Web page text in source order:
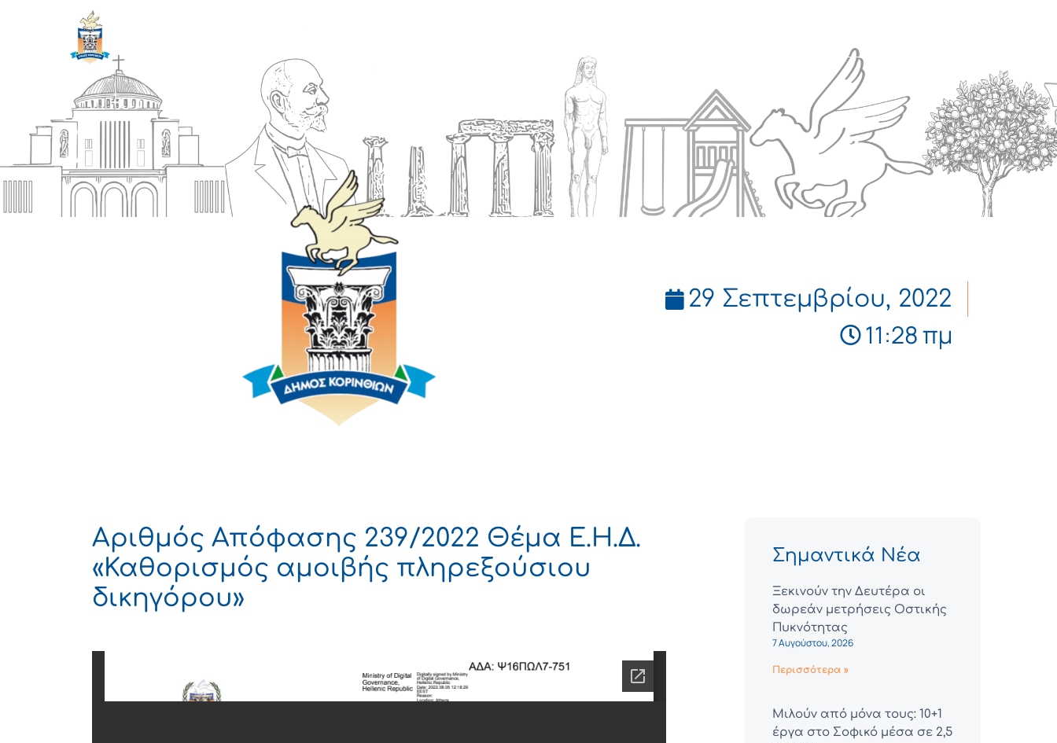
29 Σεπτεμβρίου, 2022
11:28 πμ
Αριθμός Απόφασης 239/2022 Θέμα Ε.Η.Δ.
«Καθορισμός αμοιβής πληρεξούσιου
δικηγόρου»
Σημαντικά Νέα
Ξεκινούν την Δευτέρα οι
δωρεάν μετρήσεις Οστικής
Πυκνότητας
7 Αυγούστου, 2026
Περισσότερα »
Μιλούν από μόνα τους: 10+1
έργα στο Σοφικό μέσα σε 2,5